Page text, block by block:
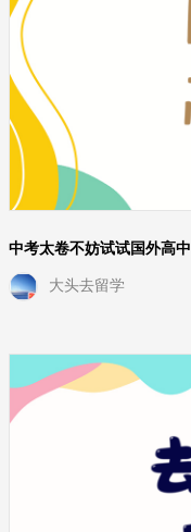
中考太卷不妨试试国外高中
大头去留学